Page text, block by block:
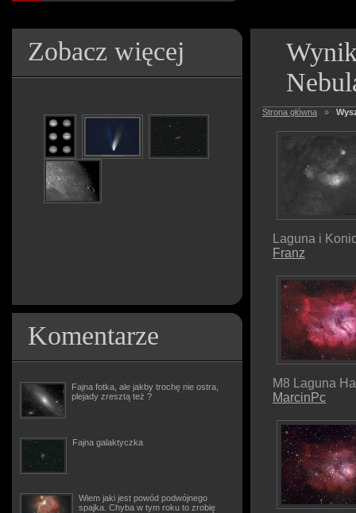
Zobacz więcej
Komentarze
Fajna fotka, ale jakby trochę nie ostra,
plejady zresztą też ?
Fajna galaktyczka
Wiem jaki jest powód podwójnego
spajka. Chyba w tym roku to zrobię
Strona główna »
Laguna i
Franz
M8 Laguna
MarcinPc